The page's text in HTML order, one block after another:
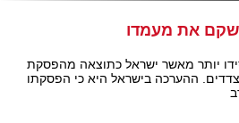
את מעמדו
יותר מאשר ישראל כתוצאה מהפסקת
ההערכה בישראל היא כי הפסקתו